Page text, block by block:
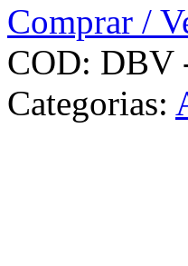
Comprar /
COD: DBV
Categorias: